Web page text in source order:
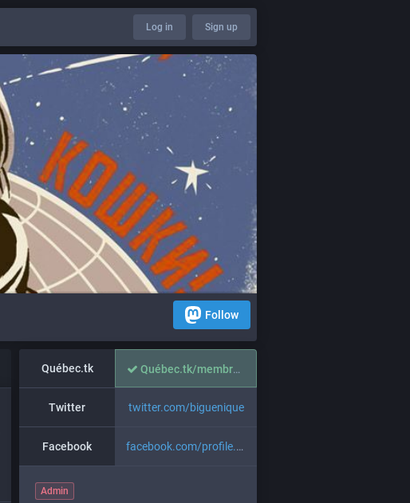
Log in Sign up
Follow
Québec.tk Québec.tk/membres/biguenique
Twitter twitter.com/biguenique
Facebook facebook.com/profile.php?id=10
Admin